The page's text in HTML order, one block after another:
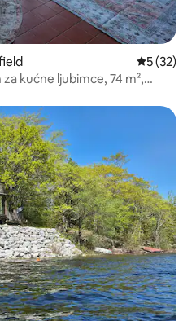
Prosječna
5 (32)
kućne ljubimce, 74 m²,
oznakom „Odabrali gosti”